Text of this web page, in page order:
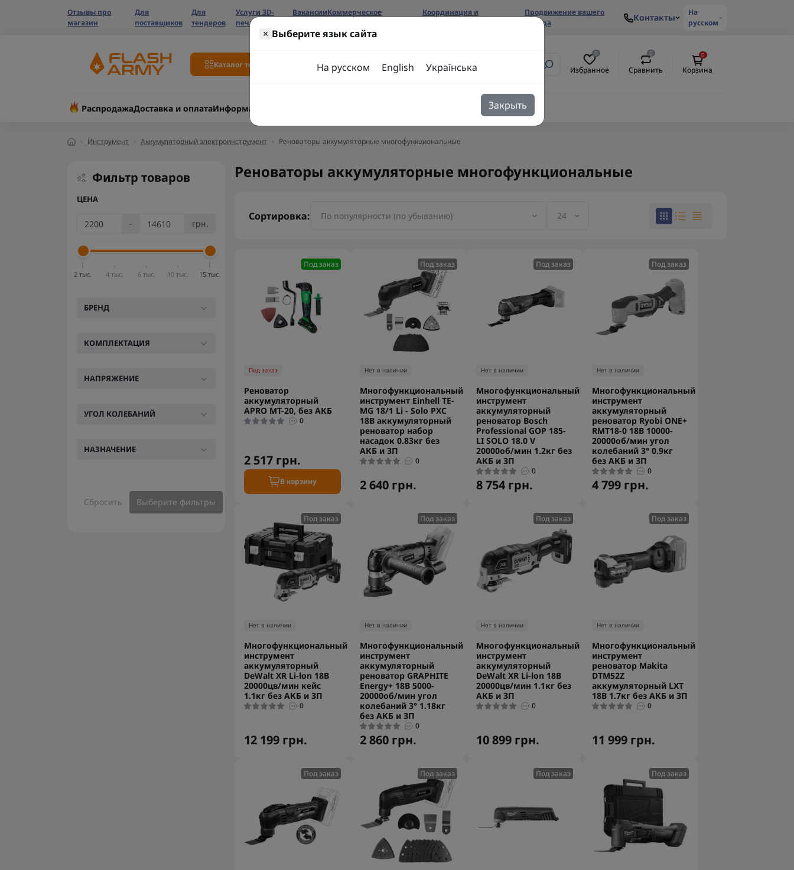
Отзывы про
магазин
Для
поставщиков
Для
тендеров
Услуги 3D-
печати
ВакансииКоммерческое
Координация и
Продвижение вашего
бренда
Контакты
На
русском
Каталог товаров
0
Избранное
0
Сравнить
0
Корзина
РаспродажаДоставка и оплатаИнформация
Инструмент Аккумуляторный электроинструмент Реноваторы аккумуляторные многофункциональные
× Выберите язык сайта
На русском English Українська
Закрыть
Фильтр товаров
ЦЕНА
- грн.
2 тыс. 4 тыс. 6 тыс. 10 тыс. 15 тыс.
БРЕНД
КОМПЛЕКТАЦИЯ
НАПРЯЖЕНИЕ
УГОЛ КОЛЕБАНИЙ
НАЗНАЧЕНИЕ
Сбросить Выберите фильтры
Реноваторы аккумуляторные многофункциональные
Сортировка:
Под заказ
Под заказ
Реноватор
аккумуляторный
APRO MT-20, без АКБ
0
2 517 грн.
В корзину
Под заказ
Нет в наличии
Многофункциональный
инструмент Einhell TE-
MG 18/1 Li - Solo PXC
18В аккумуляторный
реноватор набор
насадок 0.83кг без
АКБ и ЗП
0
2 640 грн.
Под заказ
Нет в наличии
Многофункциональный
инструмент
аккумуляторный
реноватор Bosch
Professional GOP 185-
LI SOLO 18.0 V
20000об/мин 1.2кг без
АКБ и ЗП
0
8 754 грн.
Под заказ
Нет в наличии
Многофункциональный
инструмент
аккумуляторный
реноватор Ryobi ONE+
RMT18-0 18В 10000-
20000об/мин угол
колебаний 3° 0.9кг
без АКБ и ЗП
0
4 799 грн.
Под заказ
Нет в наличии
Многофункциональный
инструмент
аккумуляторный
DeWalt XR Li-lon 18В
20000цв/мин кейс
1.1кг без АКБ и ЗП
0
12 199 грн.
Под заказ
Нет в наличии
Многофункциональный
инструмент
аккумуляторный
реноватор GRAPHITE
Energy+ 18В 5000-
20000об/мин угол
колебаний 3° 1.18кг
без АКБ и ЗП
0
2 860 грн.
Под заказ
Нет в наличии
Многофункциональный
инструмент
аккумуляторный
DeWalt XR Li-lon 18В
20000цв/мин 1.1кг без
АКБ и ЗП
0
10 899 грн.
Под заказ
Нет в наличии
Многофункциональный
инструмент
реноватор Makita
DTM52Z
аккумуляторный LXT
18В 1.7кг без АКБ и ЗП
0
11 999 грн.
Под заказ Под заказ Под заказ Под заказ